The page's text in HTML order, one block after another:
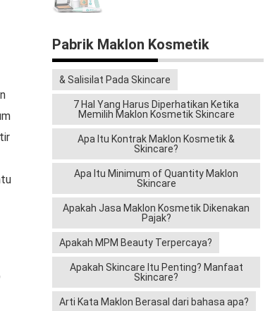
Pabrik Maklon Kosmetik
& Salisilat Pada Skincare
7 Hal Yang Harus Diperhatikan Ketika
Memilih Maklon Kosmetik Skincare
Apa Itu Kontrak Maklon Kosmetik &
Skincare?
Apa Itu Minimum of Quantity Maklon
Skincare
Apakah Jasa Maklon Kosmetik Dikenakan
Pajak?
Apakah MPM Beauty Terpercaya?
Apakah Skincare Itu Penting? Manfaat
Skincare?
Arti Kata Maklon Berasal dari bahasa apa?